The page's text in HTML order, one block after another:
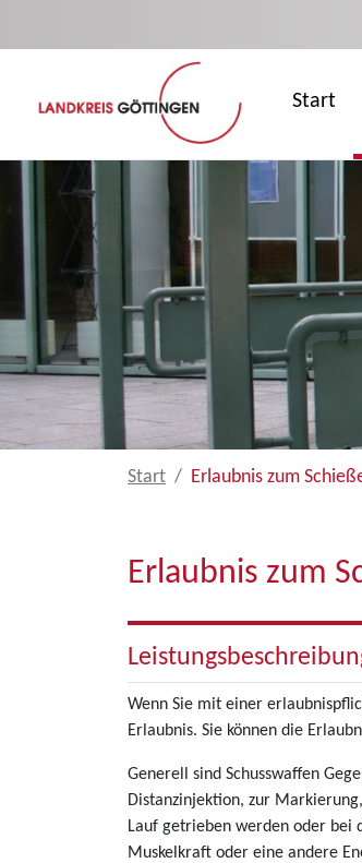
Start
Start Erlaubnis zum
Erlaubnis zum
Wenn Sie mit einer
Erlaubnis. Sie können die
Generell sind Schusswaffen
Distanzinjektion, zur
Lauf getrieben werden oder bei
Muskelkraft oder eine andere